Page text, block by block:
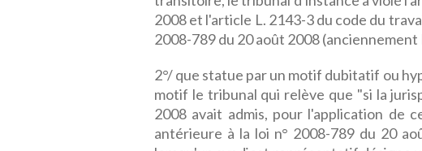
2008 et l'article L. 2143-3 du code du
2008-789 du 20 août 2008 (anciennement
2°/ que statue par un motif dubitatif ou
motif le tribunal qui relève que "si la
2008 avait admis, pour l'application de
antérieure à la loi n° 2008-789 du 20